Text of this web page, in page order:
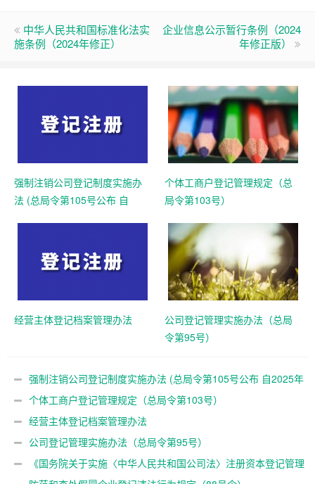
中华人民共和国标准化法实
施条例（2024年修正）
企业信息公示暂行条例（2024
年修正版）
强制注销公司登记制度实施办
法 (总局令第105号公布 自
个体工商户登记管理规定（总
局令第103号）
经营主体登记档案管理办法
公司登记管理实施办法（总局
令第95号）
强制注销公司登记制度实施办法 (总局令第105号公布 自2025年
10月10日起施行)
个体工商户登记管理规定（总局令第103号）
经营主体登记档案管理办法
公司登记管理实施办法（总局令第95号）
《国务院关于实施〈中华人民共和国公司法〉注册资本登记管理